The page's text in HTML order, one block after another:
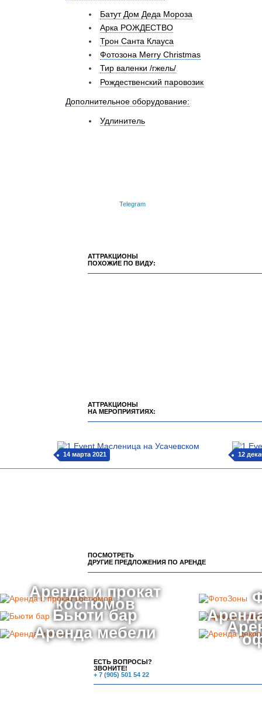
Батут Дом Деда Мороза
Арка РОЖДЕСТВО
Трон Санта Клауса
Фотозона Merry Christmas
Тир валенки /гжель/
Рождественский паровозик
Дополнительное оборудование:
Удлинитель
Telegram
АТТРАКЦИОНЫ
ПОХОЖИЕ ПО ВИДУ:
АТТРАКЦИОНЫ
НА МЕРОПРИЯТИЯХ:
14 марта 2021 12
ПОСМОТРЕТЬ
ДРУГИЕ ПРЕДЛОЖЕНИЯ ПО АРЕНДЕ
Аренда и прокат
костюмов
Бьюти бар
Аренда мебели
ЕСТЬ ВОПРОСЫ?
ЗВОНИТЕ!
+ 7 (905) 501 54 22